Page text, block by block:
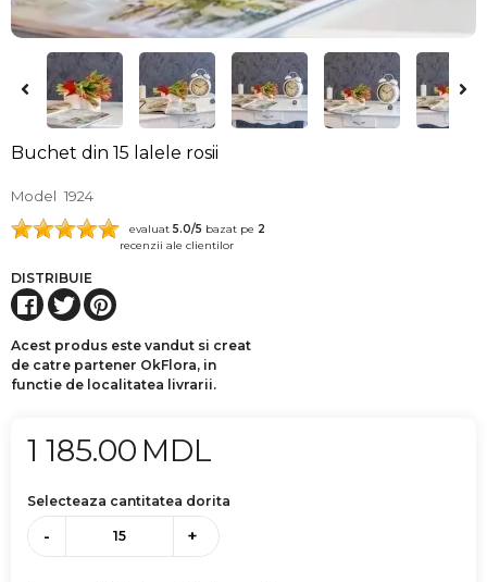
Buchet din 15 lalele rosii
Model 1924
evaluat 5.0/5 bazat pe 2
recenzii ale clientilor
DISTRIBUIE
Acest produs este vandut si creat
de catre partener OkFlora, in
functie de localitatea livrarii.
1 185.00 MDL
Selecteaza cantitatea dorita
- +